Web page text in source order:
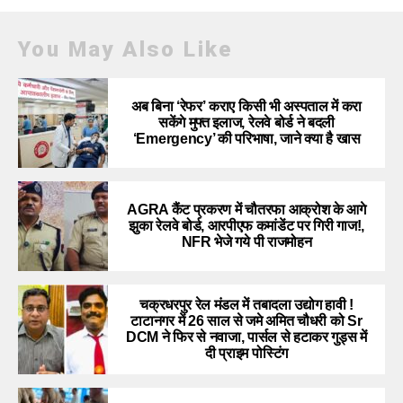
You May Also Like
अब बिना ‘रेफर’ कराए किसी भी अस्पताल में करा
सकेंगे मुफ्त इलाज, रेलवे बोर्ड ने बदली
‘Emergency’ की परिभाषा, जाने क्या है खास
AGRA कैंट प्रकरण में चौतरफा आक्रोश के आगे
झुका रेलवे बोर्ड, आरपीएफ कमांडेंट पर गिरी गाज!,
NFR भेजे गये पी राजमोहन
चक्रधरपुर रेल मंडल में तबादला उद्योग हावी !
टाटानगर में 26 साल से जमे अमित चौधरी को Sr
DCM ने फिर से नवाजा, पार्सल से हटाकर गुड्स में
दी प्राइम पोस्टिंग